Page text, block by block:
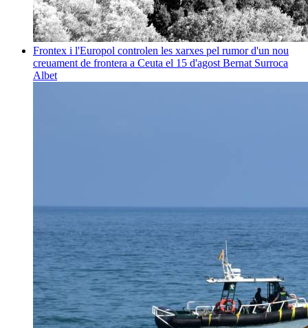
Frontex i l'Europol controlen les xarxes pel rumor d'un nou
creuament de frontera a Ceuta el 15 d'agost Bernat Surroca
Albet